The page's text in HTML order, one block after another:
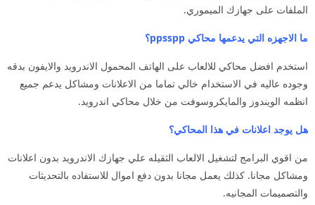
الملفات على جهازك الميموري.
ما الاجهزه التي يدعمها محاكي ppsspp؟
استخدم افضل محاكي للالعاب على الهاتف المحمول الاندرويد والايفون بدقه
وجوده عاليه في الاستخدام خالي تماما من الاعلانات ومشاكل يدعم جميع
انظمه الويندوز والمايكروسوفت من خلال محاكي اندرويد.
هل يوجد اعلانات في هذا المحاكي؟
من اقوي البرامج لتشغيل الالعاب الثقيله علي جهازك الاندرويد بدون اعلانات
ومشاكل مجانا. كذلك يعمل مجانا بدون دفع اموال للاستفاده بالتحديثات
والتصميمات المجانيه.